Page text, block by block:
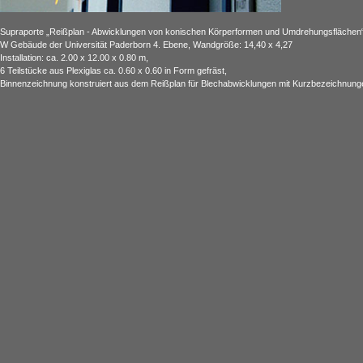
Supraporte „Reißplan - Abwicklungen von konischen Körperformen und Umdrehungsflächen“
W Gebäude der Universität Paderborn 4. Ebene, Wandgröße: 14,40 x 4,27
Installation: ca. 2.00 x 12.00 x 0.80 m,
6 Teilstücke aus Plexiglas ca. 0.60 x 0.60 in Form gefräst,
Binnenzeichnung konstruiert aus dem Reißplan für Blechabwicklungen mit